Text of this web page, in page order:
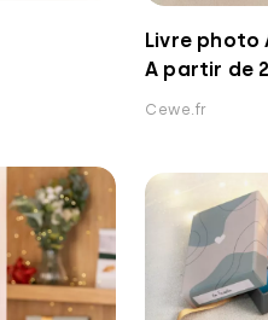
Livre photo
A partir de
Cewe.fr